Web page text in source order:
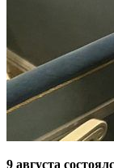
9 августа